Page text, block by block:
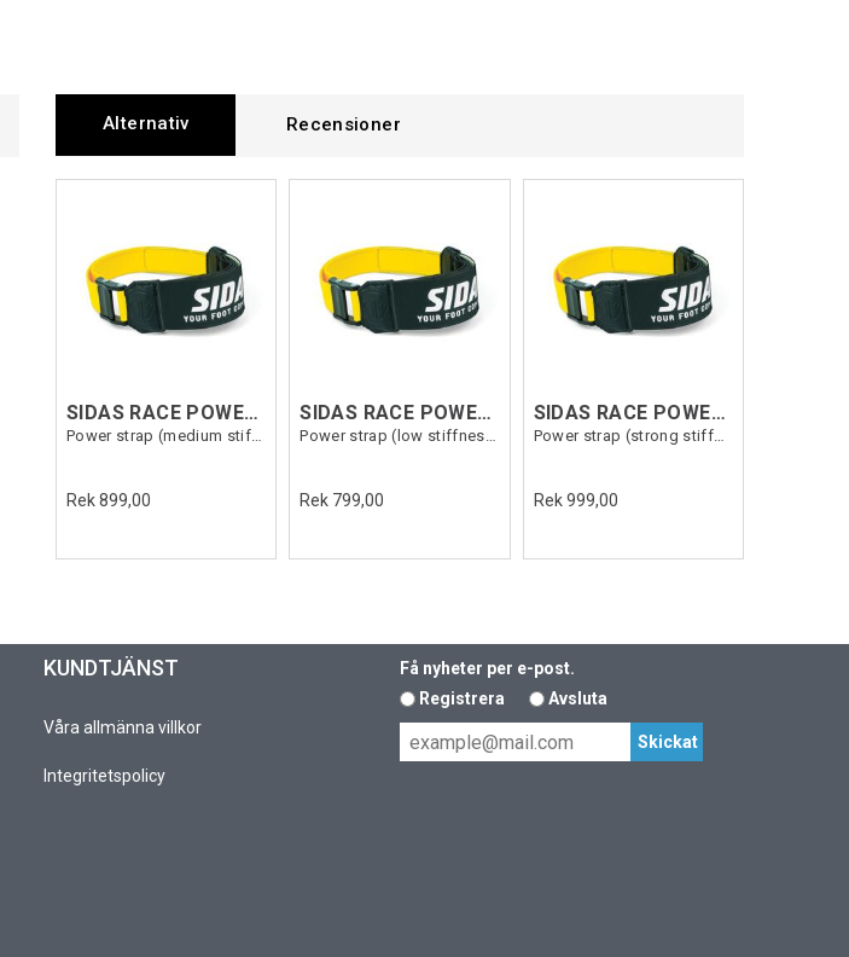
Alternativ Recensioner
SIDAS RACE POWER STRAP V2 P2
Power strap (medium stiffness)
Rek 899,00
SIDAS RACE POWER STRAP V2 P1
Power strap (low stiffness)
Rek 799,00
SIDAS RACE POWER STRAP V2 P3
Power strap (strong stiffness)
Rek 999,00
KUNDTJÄNST
Våra allmänna villkor
Integritetspolicy
Få nyheter per e-post.
Registrera
Avsluta